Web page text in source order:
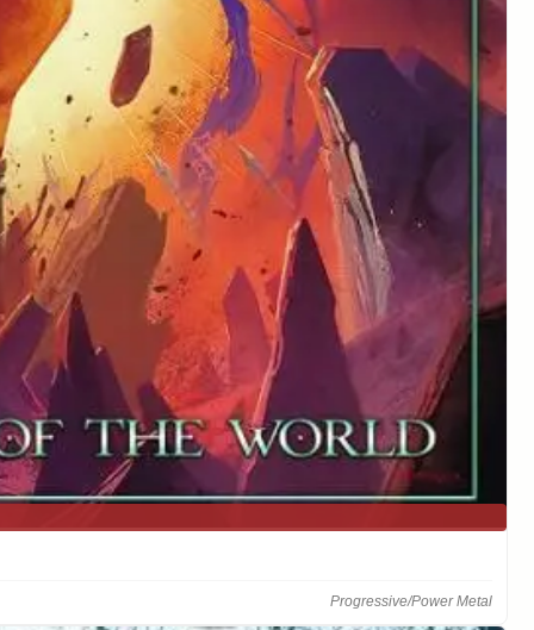
Progressive/Power Metal